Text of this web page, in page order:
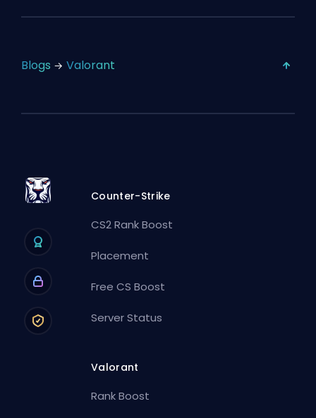
Blogs Valorant
Counter-Strike
CS2 Rank Boost
Placement
Free CS Boost
Server Status
Valorant
Rank Boost